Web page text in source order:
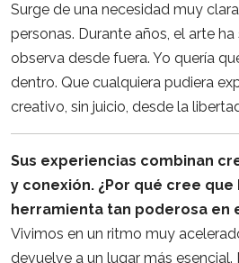
Surge de una necesidad muy
personas. Durante años, el arte
observa desde fuera. Yo quería
dentro. Que cualquiera pudiera
creativo, sin juicio, desde la
Sus experiencias combinan
y conexión. ¿Por qué cree
herramienta tan poderosa en
Vivimos en un ritmo muy
devuelve a un lugar más esencial.